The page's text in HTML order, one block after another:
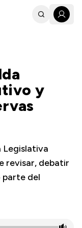
y
Legislativa
revisar, debatir
del